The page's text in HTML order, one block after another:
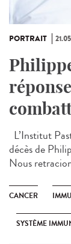
PORTRAIT
L’Institut
décès de
Nous
CANCER
SYSTÈME